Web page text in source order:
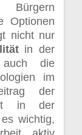
Optionen
nicht nur
in der
die
im
der
in der
wichtig,